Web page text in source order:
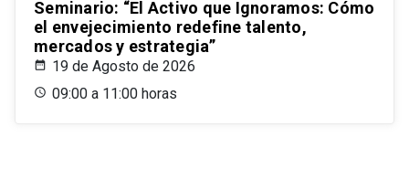
Seminario: “El Activo que Ignoramos: Cómo
el envejecimiento redefine talento,
mercados y estrategia”
19 de Agosto de 2026
09:00 a 11:00 horas